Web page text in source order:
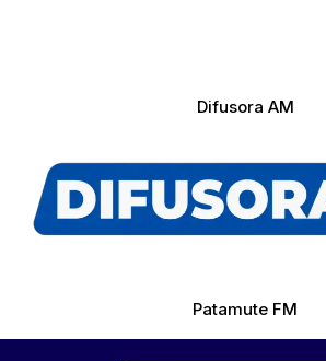
Difusora AM
Patamute FM